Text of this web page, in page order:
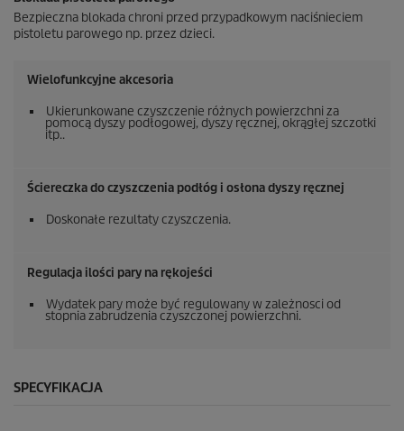
Bezpieczna blokada chroni przed przypadkowym naciśnieciem
pistoletu parowego np. przez dzieci.
Wielofunkcyjne akcesoria
Ukierunkowane czyszczenie różnych powierzchni za
pomocą dyszy podłogowej, dyszy ręcznej, okrągłej szczotki
itp..
Ściereczka do czyszczenia podłóg i osłona dyszy ręcznej
Doskonałe rezultaty czyszczenia.
Regulacja ilości pary na rękojeści
Wydatek pary może być regulowany w zależnosci od
stopnia zabrudzenia czyszczonej powierzchni.
SPECYFIKACJA